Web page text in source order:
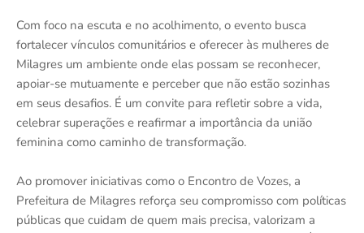
Com foco na escuta e no acolhimento, o evento busca
fortalecer vínculos comunitários e oferecer às mulheres de
Milagres um ambiente onde elas possam se reconhecer,
apoiar-se mutuamente e perceber que não estão sozinhas
em seus desafios. É um convite para refletir sobre a vida,
celebrar superações e reafirmar a importância da união
feminina como caminho de transformação.
Ao promover iniciativas como o Encontro de Vo­zes, a
Prefeitura de Milagres reforça seu compromisso com políticas
públicas que cuidam de quem mais precisa, valorizam a